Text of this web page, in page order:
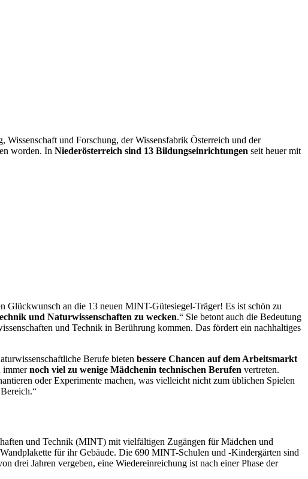
und Forschung, der Wissensfabrik Österreich und der
worden. In Niederösterreich sind 13 Bildungseinrichtungen seit heuer mit
an die 13 neuen MINT-Gütesiegel-Träger! Es ist schön zu
und Naturwissenschaften zu wecken.“ Sie betont auch die Bedeutung
und Technik in Berührung kommen. Das fördert ein nachhaltiges
Berufe bieten bessere Chancen auf dem Arbeitsmarkt
immernoch viel zu wenige Mädchenin technischen Berufen vertreten.
oder Experimente machen, was vielleicht nicht zum üblichen Spielen
und Technik (MINT) mit vielfältigen Zugängen für Mädchen und
für ihr Gebäude. Die 690 MINT-Schulen und -Kindergärten sind
drei Jahren vergeben, eine Wiedereinreichung ist nach einer Phase der